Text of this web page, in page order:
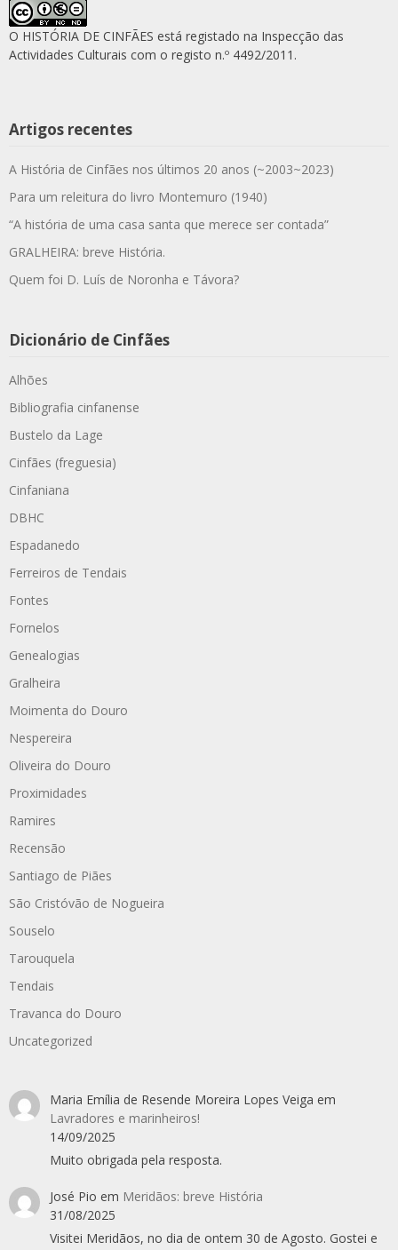
O HISTÓRIA DE CINFÃES está registado na Inspecção das
Actividades Culturais com o registo n.º 4492/2011.
Artigos recentes
A História de Cinfães nos últimos 20 anos (~2003~2023)
Para um releitura do livro Montemuro (1940)
“A história de uma casa santa que merece ser contada”
GRALHEIRA: breve História.
Quem foi D. Luís de Noronha e Távora?
Dicionário de Cinfães
Alhões
Bibliografia cinfanense
Bustelo da Lage
Cinfães (freguesia)
Cinfaniana
DBHC
Espadanedo
Ferreiros de Tendais
Fontes
Fornelos
Genealogias
Gralheira
Moimenta do Douro
Nespereira
Oliveira do Douro
Proximidades
Ramires
Recensão
Santiago de Piães
São Cristóvão de Nogueira
Souselo
Tarouquela
Tendais
Travanca do Douro
Uncategorized
Maria Emília de Resende Moreira Lopes Veiga em
Lavradores e marinheiros!
14/09/2025
Muito obrigada pela resposta.
José Pio em Meridãos: breve História
31/08/2025
Visitei Meridãos, no dia de ontem 30 de Agosto. Gostei e